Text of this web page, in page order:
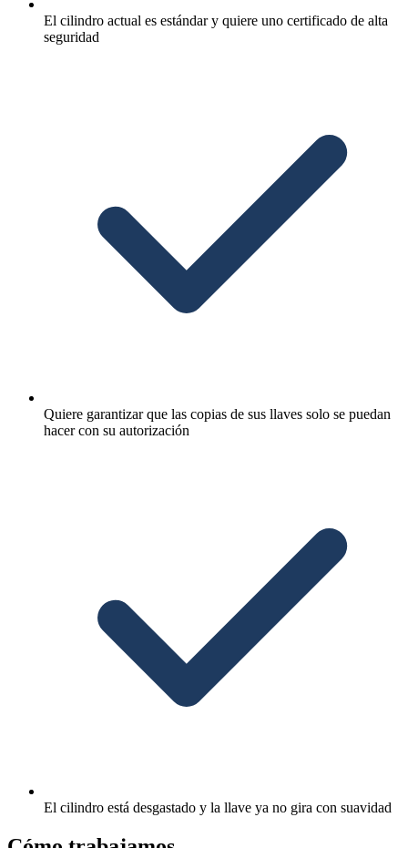
El cilindro actual es estándar y quiere uno certificado de alta
seguridad
Quiere garantizar que las copias de sus llaves solo se puedan
hacer con su autorización
El cilindro está desgastado y la llave ya no gira con suavidad